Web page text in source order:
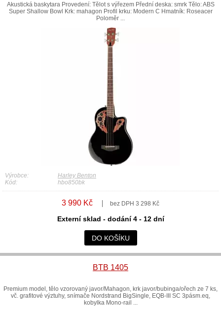
Akustická baskytara Provedení: Tělot s výřezem Přední deska: smrk Tělo: ABS
Super Shallow Bowl Krk: mahagon Profil krku: Modern C Hmatník: Roseacer
Poloměr ...
Výrobce:
Harley Benton
Kód:
hbo850bk
3 990 Kč bez DPH 3 298 Kč
Externí sklad - dodání 4 - 12 dní
DO KOŠÍKU
BTB 1405
Premium model, tělo vzorovaný javor/Mahagon, krk javor/bubinga/ořech ze 7 ks,
vč. grafitové výztuhy, snímače Nordstrand BigSingle, EQB-III SC 3pásm.eq,
kobylka Mono-rail ...